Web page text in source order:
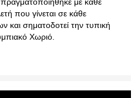
που γίνεται σε κάθε
σηματοδοτεί την τυπική
Χωριό.